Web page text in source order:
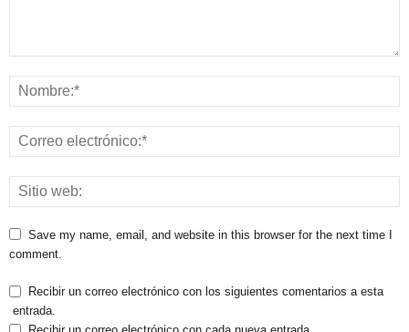
Save my name, email, and website in this browser for the next time I
comment.
Recibir un correo electrónico con los siguientes comentarios a esta
entrada.